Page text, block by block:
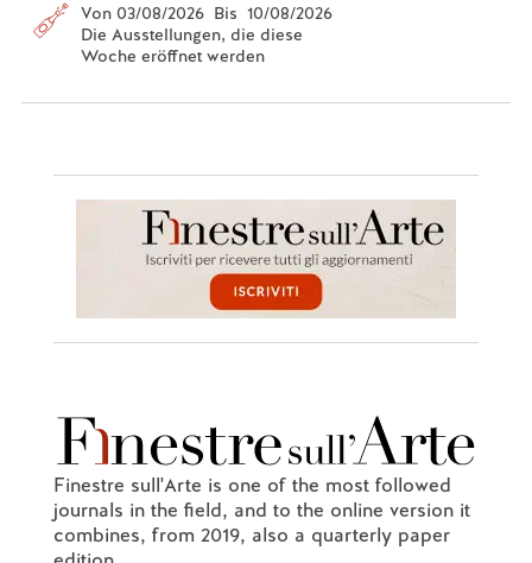
Von 03/08/2026 Bis 10/08/2026
Die Ausstellungen, die diese
Woche eröffnet werden
Finestre sull'Arte is one of the most followed
journals in the field, and to the online version it
combines, from 2019, also a quarterly paper